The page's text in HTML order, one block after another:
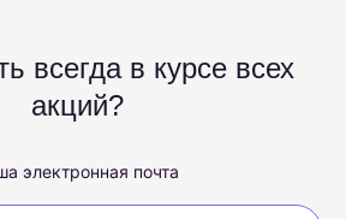
всегда в курсе всех
акций?
электронная почта